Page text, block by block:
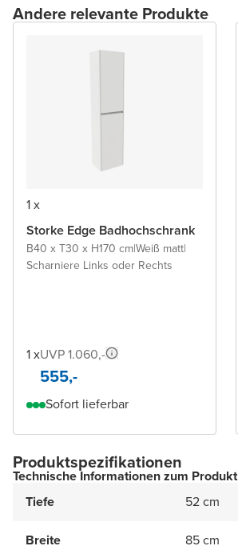
Andere relevante Produkte
1 x
Storke Edge Badhochschrank
B40 x T30 x H170 cm|Weiß matt|
Scharniere Links oder Rechts
1 xUVP 1.060,-
555,-
Sofort lieferbar
Produktspezifikationen
Technische Informationen zum Produkt
Tiefe
52 cm
Breite 85 cm